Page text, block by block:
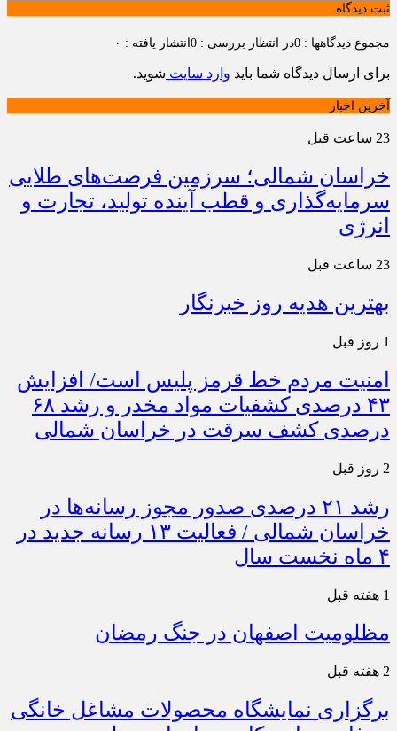
ثبت دیدگاه
مجموع دیدگاهها : 0 در انتظار بررسی : 0 انتشار یافته : ۰
برای ارسال دیدگاه شما باید وارد سایت شوید.
آخرین اخبار
23 ساعت قبل
خراسان شمالی؛ سرزمین فرصت‌های طلایی
سرمایه‌گذاری و قطب آینده تولید، تجارت و
انرژی
23 ساعت قبل
بهترین هدیه روز خبرنگار
1 روز قبل
امنیت مردم خط قرمز پلیس است/ افزایش
۴۳ درصدی کشفیات مواد مخدر و رشد ۶۸
درصدی کشف سرقت در خراسان شمالی
2 روز قبل
رشد ۲۱ درصدی صدور مجوز رسانه‌ها در
خراسان شمالی / فعالیت ۱۳ رسانه جدید در
۴ ماه نخست سال
1 هفته قبل
مظلومیت اصفهان در جنگ رمضان
2 هفته قبل
برگزاری نمایشگاه محصولات مشاغل خانگی